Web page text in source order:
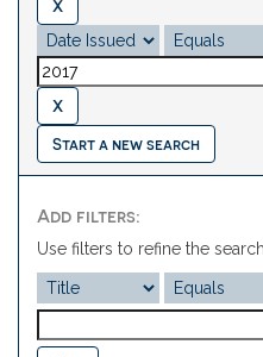
Start a new search
Add filters:
Use filters to refine the